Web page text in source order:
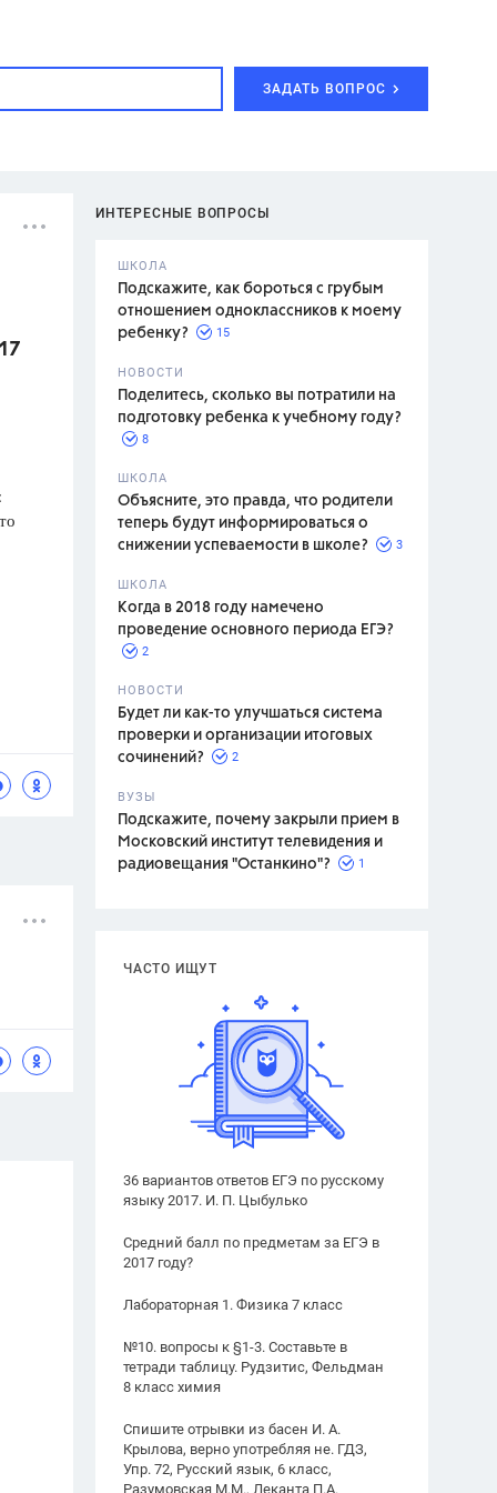
ЗАДАТЬ ВОПРОС
Л.С.,
ИНТЕРЕСНЫЕ ВОПРОСЫ
ШКОЛА
Подскажите, как бороться с грубым
отношением одноклассников к моему
ребенку?
15
НОВОСТИ
Поделитесь, сколько вы потратили на
подготовку ребенка к учебному году?
8
ШКОЛА
Объясните, это правда, что родители
теперь будут информироваться о
снижении успеваемости в школе?
3
ШКОЛА
Когда в 2018 году намечено
проведение основного периода ЕГЭ?
2
НОВОСТИ
Будет ли как-то улучшаться система
проверки и организации итоговых
сочинений?
2
ВУЗЫ
Подскажите, почему закрыли прием в
Московский институт телевидения и
радиовещания "Останкино"?
1
ЧАСТО ИЩУТ
36 вариантов ответов ЕГЭ по русскому
языку 2017. И. П. Цыбулько
Средний балл по предметам за ЕГЭ в
2017 году?
Лабораторная 1. Физика 7 класс
№10. вопросы к §1-3. Составьте в
тетради таблицу. Рудзитис, Фельдман
8 класс химия
Спишите отрывки из басен И. А.
Крылова, верно употребляя не. ГДЗ,
Упр. 72, Русский язык, 6 класс,
Разумовская М.М., Леканта П.А.